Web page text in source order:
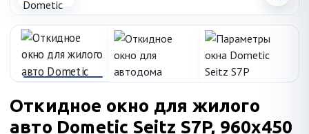
Откидное окно для жилого
авто Dometic Seitz S7P, 960x450